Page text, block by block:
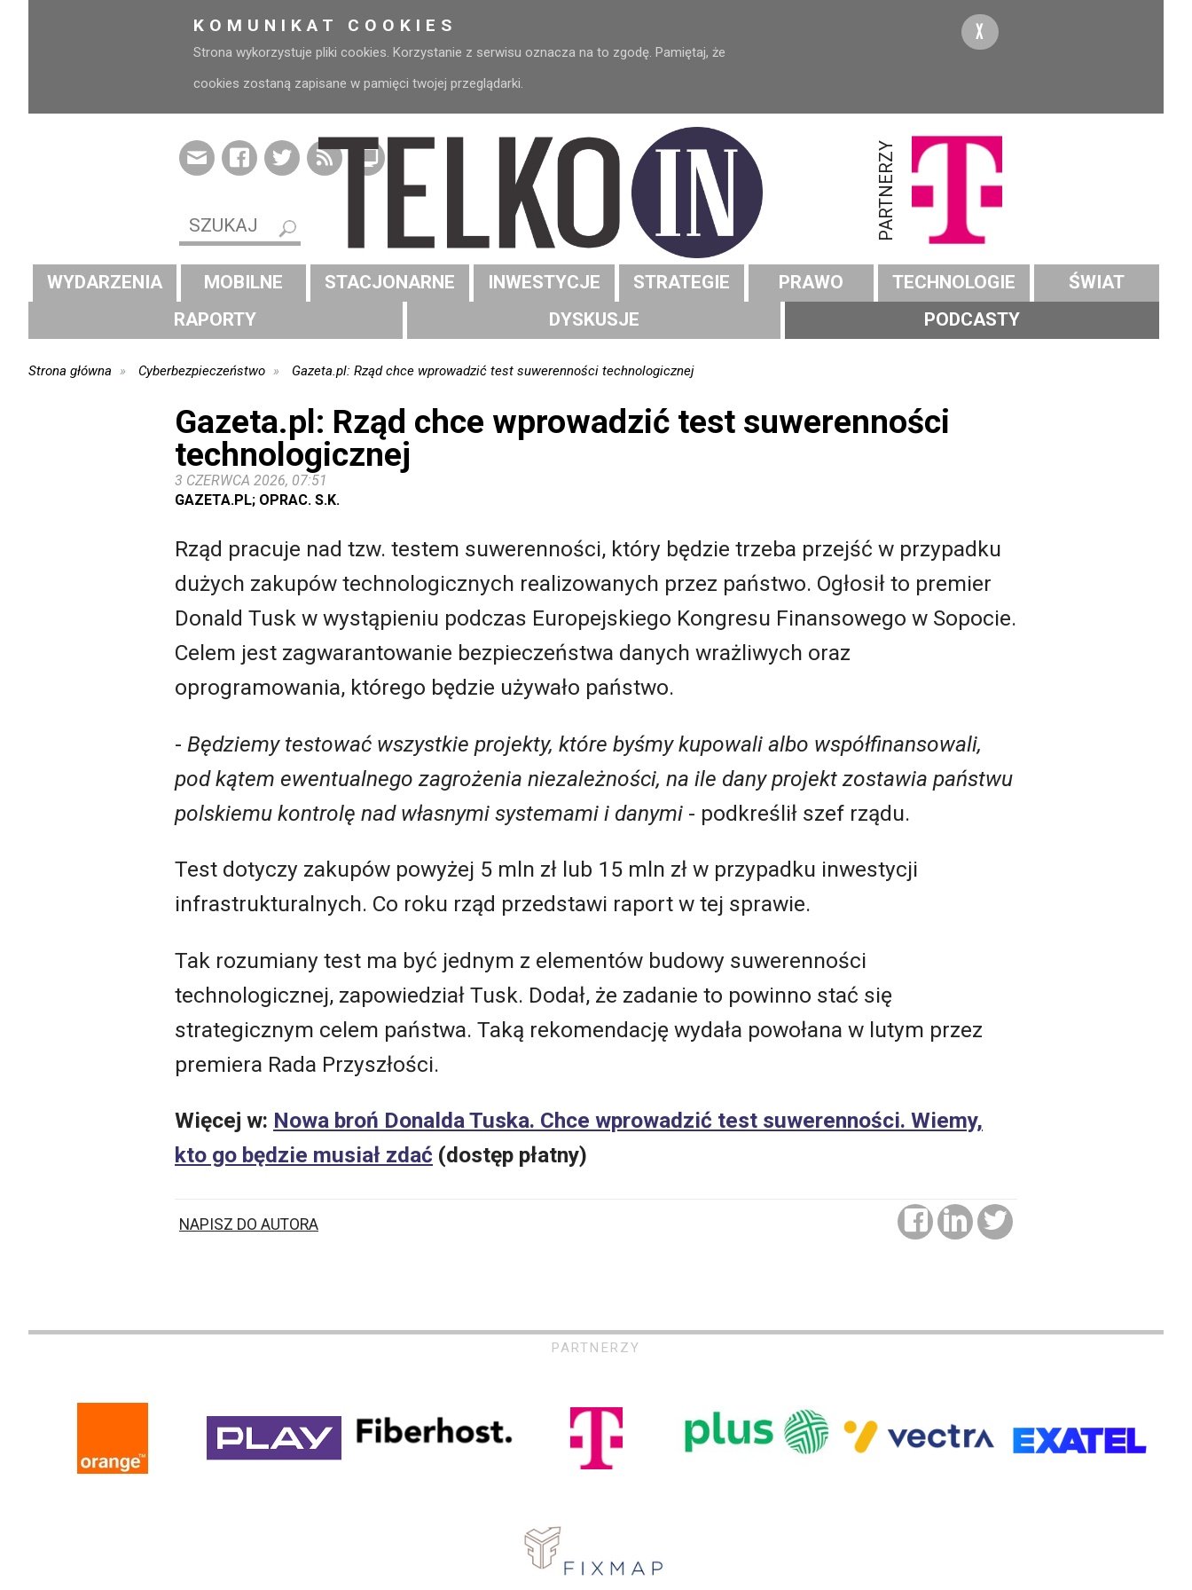
KOMUNIKAT COOKIES
Strona wykorzystuje pliki cookies. Korzystanie z serwisu oznacza na to zgodę. Pamiętaj, że
cookies zostaną zapisane w pamięci twojej przeglądarki.
X
PARTNERZY
WYDARZENIA MOBILNE STACJONARNE INWESTYCJE STRATEGIE PRAWO TECHNOLOGIE
ŚWIAT
RAPORTY
DYSKUSJE PODCASTY
Strona główna Cyberbezpieczeństwo Gazeta.pl: Rząd chce wprowadzić test suwerenności technologicznej
Gazeta.pl: Rząd chce wprowadzić test suwerenności
technologicznej
3 CZERWCA 2026, 07:51
GAZETA.PL; OPRAC. S.K.
Rząd pracuje nad tzw. testem suwerenności, który będzie trzeba przejść w przypadku
dużych zakupów technologicznych realizowanych przez państwo. Ogłosił to premier
Donald Tusk w wystąpieniu podczas Europejskiego Kongresu Finansowego w Sopocie.
Celem jest zagwarantowanie bezpieczeństwa danych wrażliwych oraz
oprogramowania, którego będzie używało państwo.
- Będziemy testować wszystkie projekty, które byśmy kupowali albo współfinansowali,
pod kątem ewentualnego zagrożenia niezależności, na ile dany projekt zostawia państwu
polskiemu kontrolę nad własnymi systemami i danymi - podkreślił szef rządu.
Test dotyczy zakupów powyżej 5 mln zł lub 15 mln zł w przypadku inwestycji
infrastrukturalnych. Co roku rząd przedstawi raport w tej sprawie.
Tak rozumiany test ma być jednym z elementów budowy suwerenności
technologicznej, zapowiedział Tusk. Dodał, że zadanie to powinno stać się
strategicznym celem państwa. Taką rekomendację wydała powołana w lutym przez
premiera Rada Przyszłości.
Więcej w: Nowa broń Donalda Tuska. Chce wprowadzić test suwerenności. Wiemy,
kto go będzie musiał zdać (dostęp płatny)
NAPISZ DO AUTORA
PARTNERZY